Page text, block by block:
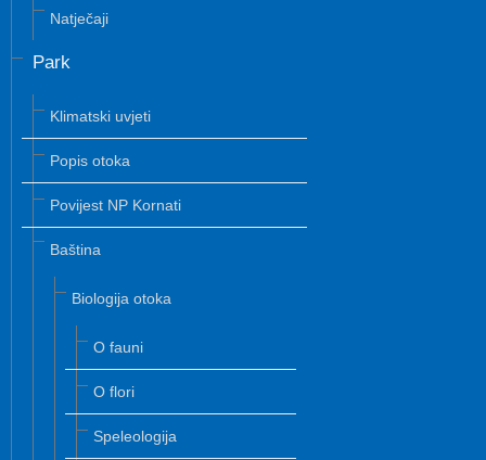
Natječaji
Park
Klimatski uvjeti
Popis otoka
Povijest NP Kornati
Baština
Biologija otoka
O fauni
O flori
Speleologija